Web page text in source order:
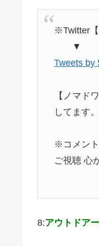
※Twitter【
▼
Tweets by
【ノマド
してます
※コメント
ご視聴 心
8:アウトドア